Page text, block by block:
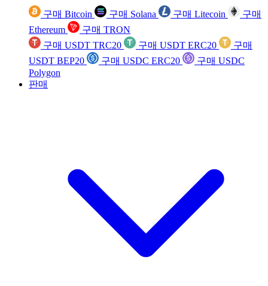
구매 Bitcoin 구매 Solana 구매 Litecoin
구매
Ethereum
구매 TRON
구매 USDT TRC20
구매 USDT ERC20
구매
USDT BEP20
구매 USDC ERC20
구매 USDC
Polygon
판매